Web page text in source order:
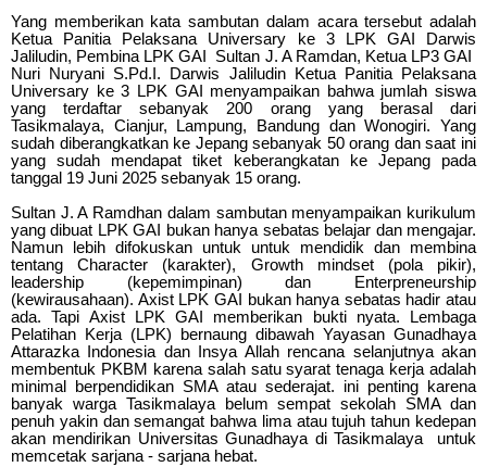
Yang memberikan kata sambutan dalam acara tersebut adalah
Ketua Panitia Pelaksana Universary ke 3 LPK GAI Darwis
Jaliludin, Pembina LPK GAI Sultan J. A Ramdan, Ketua LP3 GAI
Nuri Nuryani S.Pd.I. Darwis Jaliludin Ketua Panitia Pelaksana
Universary ke 3 LPK GAI menyampaikan bahwa jumlah siswa
yang terdaftar sebanyak 200 orang yang berasal dari
Tasikmalaya, Cianjur, Lampung, Bandung dan Wonogiri. Yang
sudah diberangkatkan ke Jepang sebanyak 50 orang dan saat ini
yang sudah mendapat tiket keberangkatan ke Jepang pada
tanggal 19 Juni 2025 sebanyak 15 orang.
Sultan J. A Ramdhan dalam sambutan menyampaikan kurikulum
yang dibuat LPK GAI bukan hanya sebatas belajar dan mengajar.
Namun lebih difokuskan untuk untuk mendidik dan membina
tentang Character (karakter), Growth mindset (pola pikir),
leadership (kepemimpinan) dan Enterpreneurship
(kewirausahaan). Axist LPK GAI bukan hanya sebatas hadir atau
ada. Tapi Axist LPK GAI memberikan bukti nyata. Lembaga
Pelatihan Kerja (LPK) bernaung dibawah Yayasan Gunadhaya
Attarazka Indonesia dan Insya Allah rencana selanjutnya akan
membentuk PKBM karena salah satu syarat tenaga kerja adalah
minimal berpendidikan SMA atau sederajat. ini penting karena
banyak warga Tasikmalaya belum sempat sekolah SMA dan
penuh yakin dan semangat bahwa lima atau tujuh tahun kedepan
akan mendirikan Universitas Gunadhaya di Tasikmalaya untuk
memcetak sarjana - sarjana hebat.